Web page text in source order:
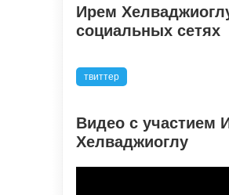
Ирем
социальных сетях
твиттер
Видео с участием
Хелваджиоглу